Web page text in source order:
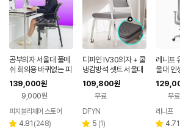
공부의자 서울대 풀메
쉬 회의용 바퀴없는 피
치블리 에어본
139,000원
9,000원
피치블리체어 스토어
별 4.81 리
(248)
디파인 IV30의자 + 쿨
냉감방석 셋트 서울대
수험생 여름 차량용 쿨
링 벌집 메쉬 통풍
109,800원
무료
페이
DFYN
별 5 리
(1)
레니프
울대 인
생 책상
컴퓨터
무료
레니프
별 4.71